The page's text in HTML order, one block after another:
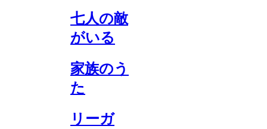
七人の敵
がいる
家族のう
た
リーガ